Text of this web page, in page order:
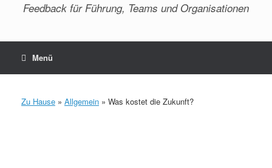
Feedback für Führung, Teams und Organisationen
Menü
Zu Hause » Allgemein » Was kostet die Zukunft?